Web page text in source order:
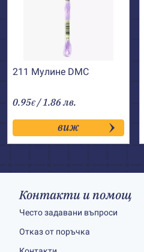
211 Мулине DMC
0.95€ / 1.86 лв.
виж
Контакти и помощ
Често задавани въпроси
Отказ от поръчка